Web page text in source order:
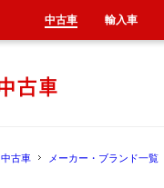
中古車 メーカー・ブランド一覧
中古車 輸入車